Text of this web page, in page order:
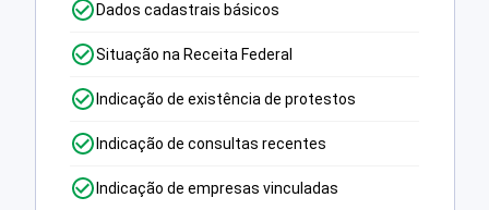
Dados cadastrais básicos
Situação na Receita Federal
Indicação de existência de protestos
Indicação de consultas recentes
Indicação de empresas vinculadas